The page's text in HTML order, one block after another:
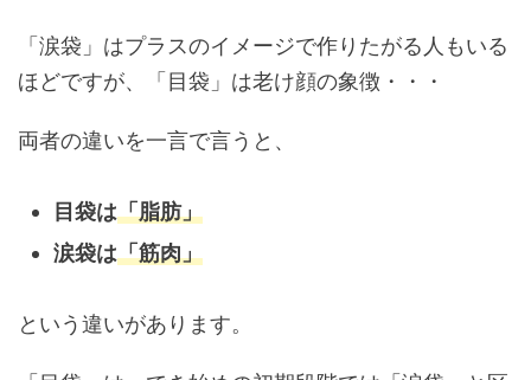
「涙袋」はプラスのイメージで作りたがる人もいる
ほどですが、「目袋」は老け顔の象徴・・・
両者の違いを一言で言うと、
目袋は「脂肪」
涙袋は「筋肉」
という違いがあります。